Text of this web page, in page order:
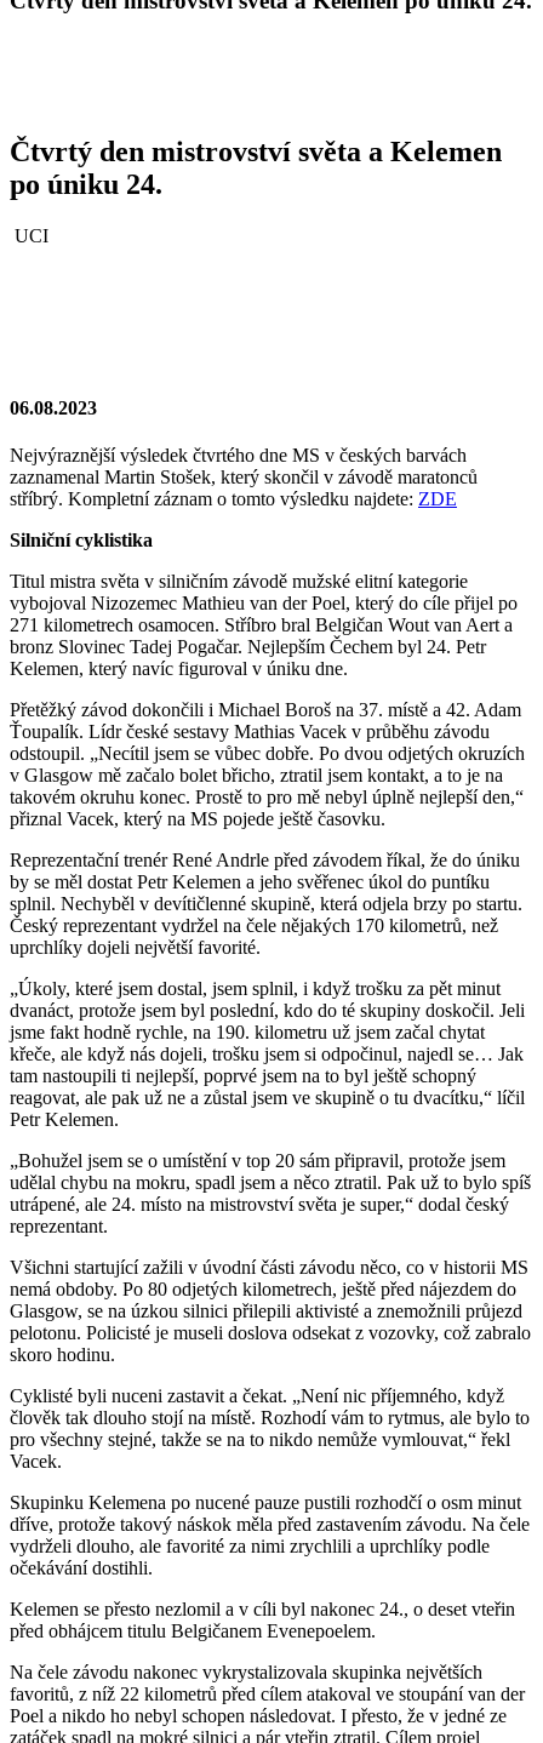
Čtvrtý den mistrovství světa a Kelemen
po úniku 24.
UCI
06.08.2023
Nejvýraznější výsledek čtvrtého dne MS v českých barvách
zaznamenal Martin Stošek, který skončil v závodě maratonců
stříbrý. Kompletní záznam o tomto výsledku najdete: ZDE
Silniční cyklistika
Titul mistra světa v silničním závodě mužské elitní kategorie
vybojoval Nizozemec Mathieu van der Poel, který do cíle přijel po
271 kilometrech osamocen. Stříbro bral Belgičan Wout van Aert a
bronz Slovinec Tadej Pogačar. Nejlepším Čechem byl 24. Petr
Kelemen, který navíc figuroval v úniku dne.
Přetěžký závod dokončili i Michael Boroš na 37. místě a 42. Adam
Ťoupalík. Lídr české sestavy Mathias Vacek v průběhu závodu
odstoupil. „Necítil jsem se vůbec dobře. Po dvou odjetých okruzích
v Glasgow mě začalo bolet břicho, ztratil jsem kontakt, a to je na
takovém okruhu konec. Prostě to pro mě nebyl úplně nejlepší den,“
přiznal Vacek, který na MS pojede ještě časovku.
Reprezentační trenér René Andrle před závodem říkal, že do úniku
by se měl dostat Petr Kelemen a jeho svěřenec úkol do puntíku
splnil. Nechyběl v devítičlenné skupině, která odjela brzy po startu.
Český reprezentant vydržel na čele nějakých 170 kilometrů, než
uprchlíky dojeli největší favorité.
„Úkoly, které jsem dostal, jsem splnil, i když trošku za pět minut
dvanáct, protože jsem byl poslední, kdo do té skupiny doskočil. Jeli
jsme fakt hodně rychle, na 190. kilometru už jsem začal chytat
křeče, ale když nás dojeli, trošku jsem si odpočinul, najedl se… Jak
tam nastoupili ti nejlepší, poprvé jsem na to byl ještě schopný
reagovat, ale pak už ne a zůstal jsem ve skupině o tu dvacítku,“ líčil
Petr Kelemen.
„Bohužel jsem se o umístění v top 20 sám připravil, protože jsem
udělal chybu na mokru, spadl jsem a něco ztratil. Pak už to bylo spíš
utrápené, ale 24. místo na mistrovství světa je super,“ dodal český
reprezentant.
Všichni startující zažili v úvodní části závodu něco, co v historii MS
nemá obdoby. Po 80 odjetých kilometrech, ještě před nájezdem do
Glasgow, se na úzkou silnici přilepili aktivisté a znemožnili průjezd
pelotonu. Policisté je museli doslova odsekat z vozovky, což zabralo
skoro hodinu.
Cyklisté byli nuceni zastavit a čekat. „Není nic příjemného, když
člověk tak dlouho stojí na místě. Rozhodí vám to rytmus, ale bylo to
pro všechny stejné, takže se na to nikdo nemůže vymlouvat,“ řekl
Vacek.
Skupinku Kelemena po nucené pauze pustili rozhodčí o osm minut
dříve, protože takový náskok měla před zastavením závodu. Na čele
vydrželi dlouho, ale favorité za nimi zrychlili a uprchlíky podle
očekávání dostihli.
Kelemen se přesto nezlomil a v cíli byl nakonec 24., o deset vteřin
před obhájcem titulu Belgičanem Evenepoelem.
Na čele závodu nakonec vykrystalizovala skupinka největších
favoritů, z níž 22 kilometrů před cílem atakoval ve stoupání van der
Poel a nikdo ho nebyl schopen následovat. I přesto, že v jedné ze
zatáček spadl na mokré silnici a pár vteřin ztratil. Cílem projel